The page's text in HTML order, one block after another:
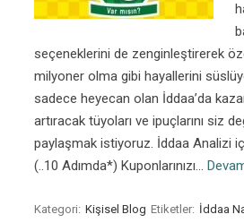
seçeneklerini de zenginleştirerek
milyoner olma gibi hayallerini
sadece heyecan olan İddaa’da
artıracak tüyoları ve ipuçlarını siz
paylaşmak istiyoruz. İddaa Analizi
(..10 Adımda*) Kuponlarınızı…
Kategori: Kişisel Blog Etiketler: İddaa